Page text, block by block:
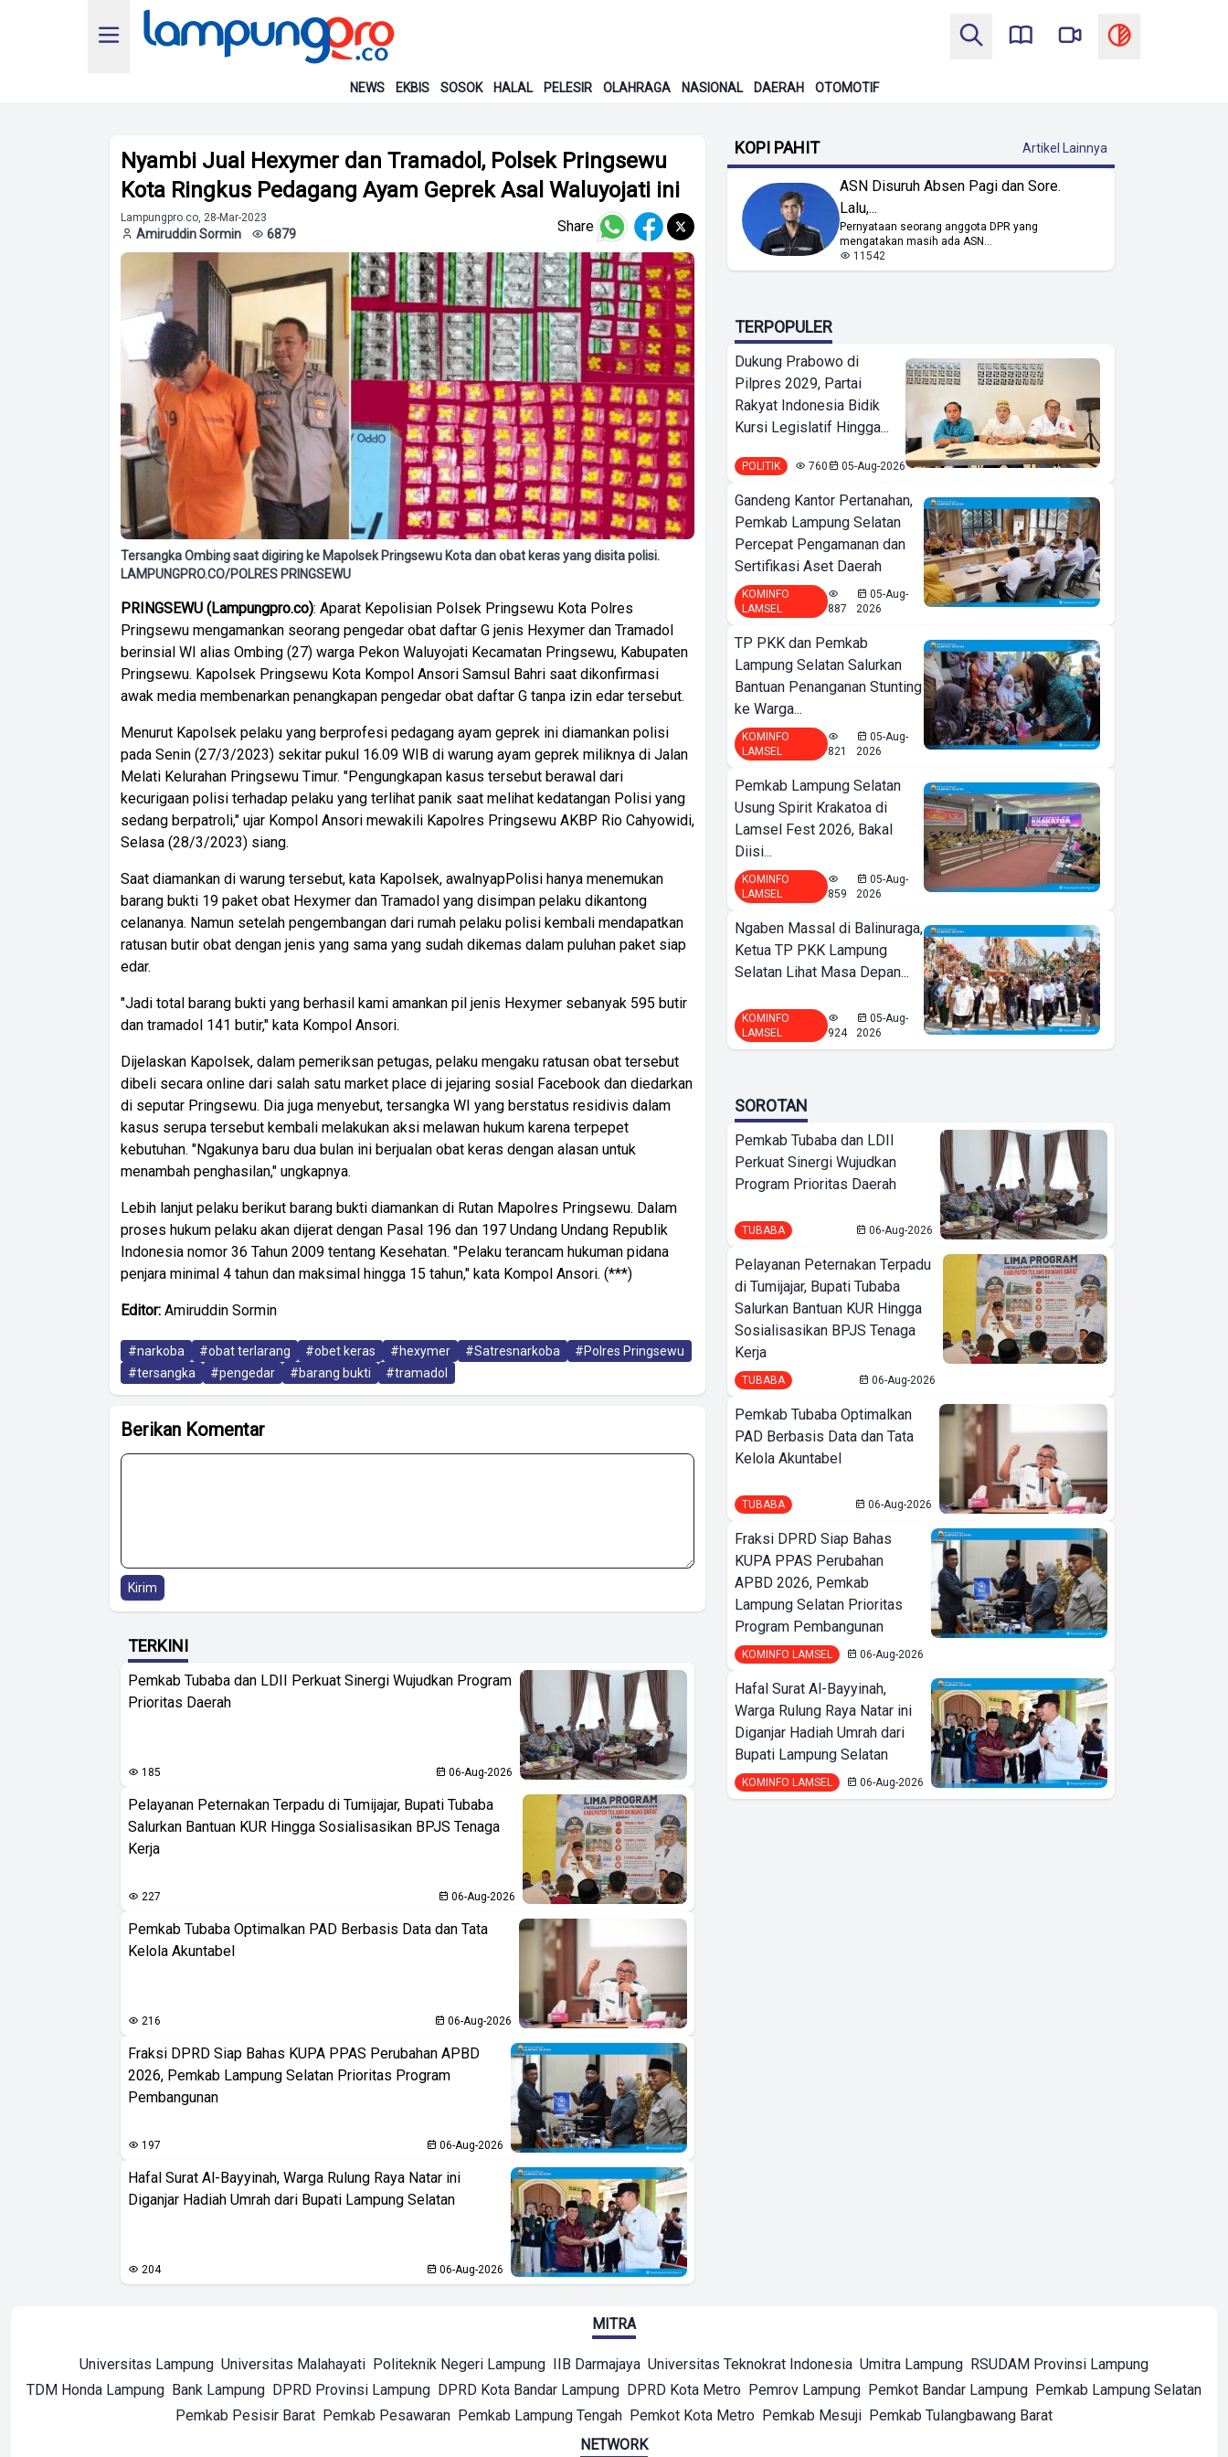
NEWS EKBIS SOSOK HALAL PELESIR OLAHRAGA NASIONAL DAERAH OTOMOTIF
Nyambi Jual Hexymer dan Tramadol, Polsek Pringsewu
Kota Ringkus Pedagang Ayam Geprek Asal Waluyojati ini
Lampungpro.co, 28-Mar-2023
Amiruddin Sormin 6879 Share
Tersangka Ombing saat digiring ke Mapolsek Pringsewu Kota dan obat keras yang disita polisi.
LAMPUNGPRO.CO/POLRES PRINGSEWU
PRINGSEWU (Lampungpro.co): Aparat Kepolisian Polsek Pringsewu Kota Polres
Pringsewu mengamankan seorang pengedar obat daftar G jenis Hexymer dan Tramadol
berinsial WI alias Ombing (27) warga Pekon Waluyojati Kecamatan Pringsewu, Kabupaten
Pringsewu. Kapolsek Pringsewu Kota Kompol Ansori Samsul Bahri saat dikonfirmasi
awak media membenarkan penangkapan pengedar obat daftar G tanpa izin edar tersebut.
Menurut Kapolsek pelaku yang berprofesi pedagang ayam geprek ini diamankan polisi
pada Senin (27/3/2023) sekitar pukul 16.09 WIB di warung ayam geprek miliknya di Jalan
Melati Kelurahan Pringsewu Timur. "Pengungkapan kasus tersebut berawal dari
kecurigaan polisi terhadap pelaku yang terlihat panik saat melihat kedatangan Polisi yang
sedang berpatroli," ujar Kompol Ansori mewakili Kapolres Pringsewu AKBP Rio Cahyowidi,
Selasa (28/3/2023) siang.
Saat diamankan di warung tersebut, kata Kapolsek, awalnyapPolisi hanya menemukan
barang bukti 19 paket obat Hexymer dan Tramadol yang disimpan pelaku dikantong
celananya. Namun setelah pengembangan dari rumah pelaku polisi kembali mendapatkan
ratusan butir obat dengan jenis yang sama yang sudah dikemas dalam puluhan paket siap
edar.
"Jadi total barang bukti yang berhasil kami amankan pil jenis Hexymer sebanyak 595 butir
dan tramadol 141 butir," kata Kompol Ansori.
Dijelaskan Kapolsek, dalam pemeriksan petugas, pelaku mengaku ratusan obat tersebut
dibeli secara online dari salah satu market place di jejaring sosial Facebook dan diedarkan
di seputar Pringsewu. Dia juga menyebut, tersangka WI yang berstatus residivis dalam
kasus serupa tersebut kembali melakukan aksi melawan hukum karena terpepet
kebutuhan. "Ngakunya baru dua bulan ini berjualan obat keras dengan alasan untuk
menambah penghasilan," ungkapnya.
Lebih lanjut pelaku berikut barang bukti diamankan di Rutan Mapolres Pringsewu. Dalam
proses hukum pelaku akan dijerat dengan Pasal 196 dan 197 Undang Undang Republik
Indonesia nomor 36 Tahun 2009 tentang Kesehatan. "Pelaku terancam hukuman pidana
penjara minimal 4 tahun dan maksimal hingga 15 tahun," kata Kompol Ansori. (***)
Editor: Amiruddin Sormin
#narkoba #obat terlarang #obet keras #hexymer #Satresnarkoba
#Polres Pringsewu
#tersangka
#pengedar #barang bukti #tramadol
Berikan Komentar
Kirim
TERKINI
Pemkab Tubaba dan LDII Perkuat Sinergi Wujudkan Program
Prioritas Daerah
185 06-Aug-2026
Pelayanan Peternakan Terpadu di Tumijajar, Bupati Tubaba
Salurkan Bantuan KUR Hingga Sosialisasikan BPJS Tenaga
Kerja
227 06-Aug-2026
Pemkab Tubaba Optimalkan PAD Berbasis Data dan Tata
Kelola Akuntabel
216 06-Aug-2026
Fraksi DPRD Siap Bahas KUPA PPAS Perubahan APBD
2026, Pemkab Lampung Selatan Prioritas Program
Pembangunan
197 06-Aug-2026
Hafal Surat Al-Bayyinah, Warga Rulung Raya Natar ini
Diganjar Hadiah Umrah dari Bupati Lampung Selatan
204 06-Aug-2026
KOPI PAHIT Artikel Lainnya
ASN Disuruh Absen Pagi dan Sore.
Lalu,...
Pernyataan seorang anggota DPR yang
mengatakan masih ada ASN...
11542
TERPOPULER
Dukung Prabowo di
Pilpres 2029, Partai
Rakyat Indonesia Bidik
Kursi Legislatif Hingga...
POLITIK 760 05-Aug-2026
Gandeng Kantor Pertanahan,
Pemkab Lampung Selatan
Percepat Pengamanan dan
Sertifikasi Aset Daerah
KOMINFO
LAMSEL
887
05-Aug-
2026
TP PKK dan Pemkab
Lampung Selatan Salurkan
Bantuan Penanganan Stunting
ke Warga...
KOMINFO
LAMSEL
821
05-Aug-
2026
Pemkab Lampung Selatan
Usung Spirit Krakatoa di
Lamsel Fest 2026, Bakal
Diisi...
KOMINFO
LAMSEL
859
05-Aug-
2026
Ngaben Massal di Balinuraga,
Ketua TP PKK Lampung
Selatan Lihat Masa Depan...
KOMINFO
LAMSEL
924
05-Aug-
2026
SOROTAN
Pemkab Tubaba dan LDII
Perkuat Sinergi Wujudkan
Program Prioritas Daerah
TUBABA 06-Aug-2026
Pelayanan Peternakan Terpadu
di Tumijajar, Bupati Tubaba
Salurkan Bantuan KUR Hingga
Sosialisasikan BPJS Tenaga
Kerja
TUBABA 06-Aug-2026
Pemkab Tubaba Optimalkan
PAD Berbasis Data dan Tata
Kelola Akuntabel
TUBABA 06-Aug-2026
Fraksi DPRD Siap Bahas
KUPA PPAS Perubahan
APBD 2026, Pemkab
Lampung Selatan Prioritas
Program Pembangunan
KOMINFO LAMSEL 06-Aug-2026
Hafal Surat Al-Bayyinah,
Warga Rulung Raya Natar ini
Diganjar Hadiah Umrah dari
Bupati Lampung Selatan
KOMINFO LAMSEL 06-Aug-2026
MITRA
Universitas Lampung Universitas Malahayati Politeknik Negeri Lampung IIB Darmajaya Universitas Teknokrat Indonesia Umitra Lampung RSUDAM Provinsi Lampung
TDM Honda Lampung Bank Lampung DPRD Provinsi Lampung DPRD Kota Bandar Lampung DPRD Kota Metro Pemrov Lampung Pemkot Bandar Lampung Pemkab Lampung Selatan
Pemkab Pesisir Barat Pemkab Pesawaran Pemkab Lampung Tengah Pemkot Kota Metro Pemkab Mesuji Pemkab Tulangbawang Barat
NETWORK